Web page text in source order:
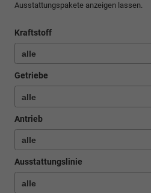
Ausstattungspakete anzeigen lassen.
Kraftstoff
Getriebe
Antrieb
Ausstattungslinie